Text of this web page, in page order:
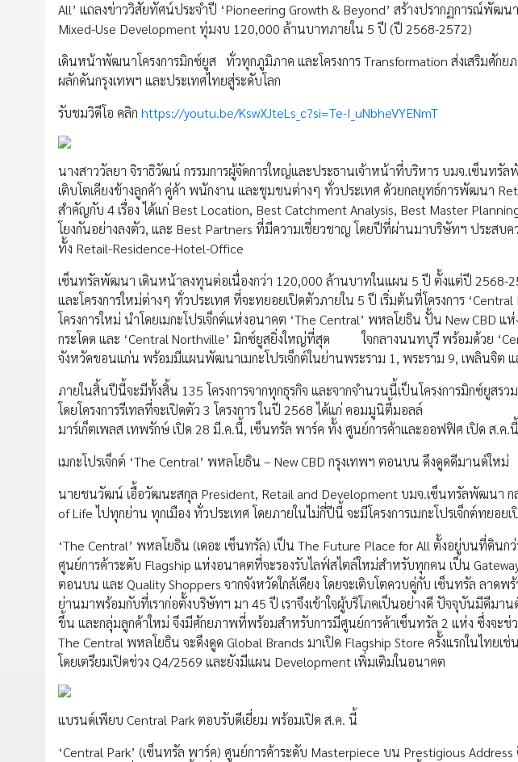
All’ แถลงข่าววิสัยทัศน์ประจำปี ‘Pioneering Growth & Beyond’ สร้างปรากฏการณ์พัฒน
Mixed-Use Development ทุ่มงบ 120,000 ล้านบาทภายใน 5 ปี (ปี 2568-2572)
เดินหน้าพัฒนาโครงการมิกซ์ยูส ทั่วทุกภูมิภาค และโครงการ Transformation ส่งเสริมศักย
ผลักดันกรุงเทพฯ และประเทศไทยสู่ระดับโลก
รับชมวิดีโอ คลิก https://youtu.be/KswXJteLs_c?si=Te-I_uNbheVYENmT
นางสาววัลยา จิราธิวัฒน์ กรรมการผู้จัดการใหญ่และประธานเจ้าหน้าที่บริหาร บมจ.เซ็นท
เติบโตเคียงข้างลูกค้า คู่ค้า พนักงาน และชุมชนต่างๆ ทั่วประเทศ ด้วยกลยุทธ์การพัฒนา
สำคัญกับ 4 เรื่อง ได้แก่ Best Location, Best Catchment Analysis, Best Master
โยงกันอย่างลงตัว, และ Best Partners ที่มีความเชี่ยวชาญ โดยปีที่ผ่านมาบริษัทฯ ประสบค
ทั้ง Retail-Residence-Hotel-Office
เซ็นทรัลพัฒนา เดินหน้าลงทุนต่อเนื่องกว่า 120,000 ล้านบาทในแผน 5 ปี ตั้งแต่ปี 2568-
และโครงการใหม่ต่างๆ ทั่วประเทศ ที่จะทยอยเปิดตัวภายใน 5 ปี เริ่มต้นที่โครงการ
โครงการใหม่ นำโดยเมกะโปรเจ็กต์แห่งอนาคต ‘The Central’ พหลโยธิน ปั้น New CBD
กระโดด และ ‘Central Northville’ มิกซ์ยูสยิ่งใหญ่ที่สุด ใจกลางนนทบุรี พร้อมด้วย
จังหวัดขอนแก่น พร้อมมีแผนพัฒนาเมกะโปรเจ็กต์ในย่านพระราม 1, พระราม 9, เพลินจิต แ
ภายในสิ้นปีนี้จะมีทั้งสิ้น 135 โครงการจากทุกธุรกิจ และจากจำนวนนี้เป็นโครงการมิกซ์ยูสร
โดยโครงการรีเทลที่จะเปิดตัว 3 โครงการ ในปี 2568 ได้แก่ คอมมูนิตี้มอลล์
มาร์เก็ตเพลส เทพรักษ์ เปิด 28 มี.ค.นี้, เซ็นทรัล พาร์ค ทั้ง ศูนย์การค้าและออฟฟิศ เปิด ส.ค.
เมกะโปรเจ็กต์ ‘The Central’ พหลโยธิน – New CBD กรุงเทพฯ ตอนบน ดึงดูดดีมานด์ใหม่
นายชนวัฒน์ เอื้อวัฒนะสกุล President, Retail and Development บมจ.เซ็นทรัลพัฒนา ก
of Life ไปทุกย่าน ทุกเมือง ทั่วประเทศ โดยภายในไม่กี่ปีนี้ จะมีโครงการเมกะโปรเจ็กต์ทยอย
‘The Central’ พหลโยธิน (เดอะ เซ็นทรัล) เป็น The Future Place for All ตั้งอยู่บนที่ดิน
ศูนย์การค้าระดับ Flagship แห่งอนาคตที่จะรองรับไลฟ์สไตล์ใหม่สำหรับทุกคน เป็น
ตอนบน และ Quality Shoppers จากจังหวัดใกล้เคียง โดยจะเติบโตควบคู่กับ เซ็นทรัล ลาด
ย่านมาพร้อมกับที่เราก่อตั้งบริษัทฯ มา 45 ปี เราจึงเข้าใจผู้บริโภคเป็นอย่างดี ปัจจุบันมีดีม
ขึ้น และกลุ่มลูกค้าใหม่ จึงมีศักยภาพที่พร้อมสำหรับการมีศูนย์การค้าเซ็นทรัล 2 แห่ง ซึ่งจะช่ว
The Central พหลโยธิน จะดึงดูด Global Brands มาเปิด Flagship Store ครั้งแรกในไทยเ
โดยเตรียมเปิดช่วง Q4/2569 และยังมีแผน Development เพิ่มเติมในอนาคต
แบรนด์เพียบ Central Park ตอบรับดีเยี่ยม พร้อมเปิด ส.ค. นี้
‘Central Park’ (เซ็นทรัล พาร์ค) ศูนย์การค้าระดับ Masterpiece บน Prestigious